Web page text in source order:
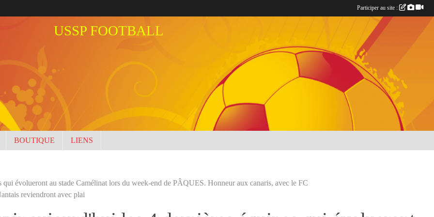
USSP FOOTBALL
BOUTIQUE LIENS
évolueront au stade Camélinat lors du week-end de PÂQUES. Honneur aux canaris, avec le FC
reviendront avec plai
Participer au site :